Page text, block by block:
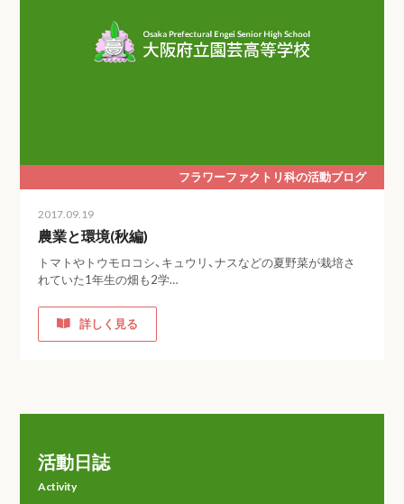
フラワーファクトリ科の活動ブログ
2017.09.19
農業と環境(秋編)
トマトやトウモロコシ、キュウリ、ナスなどの夏野菜が栽培さ
れていた1年生の畑も2学…
詳しく見る
活動日誌
Activity